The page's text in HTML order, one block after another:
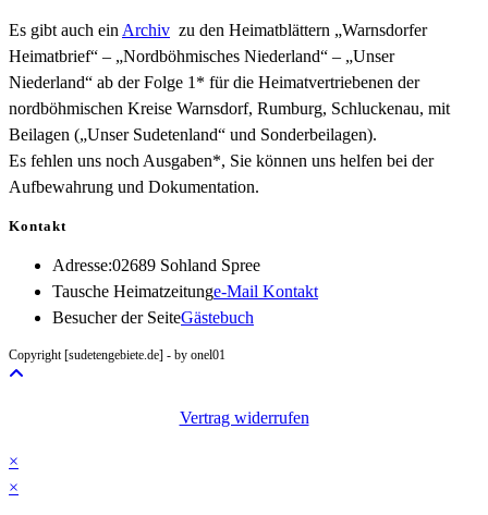
Es gibt auch ein Archiv zu den Heimatblättern „Warnsdorfer
Heimatbrief“ – „Nordböhmisches Niederland“ – „Unser
Niederland“ ab der Folge 1* für die Heimatvertriebenen der
nordböhmischen Kreise Warnsdorf, Rumburg, Schluckenau, mit
Beilagen („Unser Sudetenland“ und Sonderbeilagen).
Es fehlen uns noch Ausgaben*, Sie können uns helfen bei der
Aufbewahrung und Dokumentation.
Kontakt
Adresse:02689 Sohland Spree
Tausche Heimatzeitunge-Mail KontaktOpens
Besucher der SeiteGästebuch
Copyright [sudetengebiete.de] - by onel01
Vertrag widerrufen
×
×